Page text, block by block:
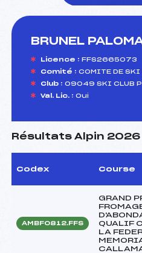
BRUNEL
Licence : FFS2665073
Comité : COMITE DE SKI
Club : 09049 SKI CLUB
Val. Lic. : Oui
Résultats Alpin 2026
Codex Course
AMBF0812.FFS
GRAND
QUALIF
LA